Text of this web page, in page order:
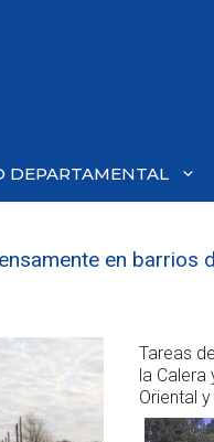
DEPARTAMENTAL
en barrios
Tareas
la Calera
Oriental